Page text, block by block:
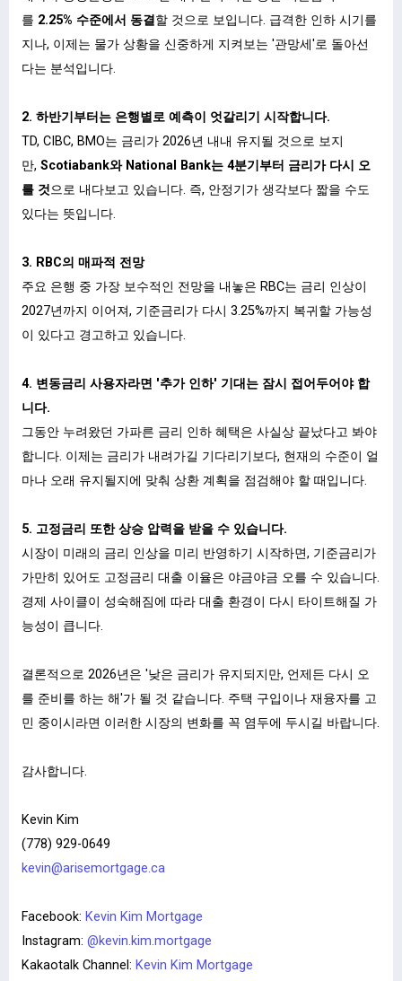
를 2.25% 수준에서 동결할 것으로 보입니다. 급격한 인하 시기를
지나, 이제는 물가 상황을 신중하게 지켜보는 '관망세'로 돌아선
다는 분석입니다.
2. 하반기부터는 은행별로 예측이 엇갈리기 시작합니다.
TD, CIBC, BMO는 금리가 2026년 내내 유지될 것으로 보지
만, Scotiabank와 National Bank는 4분기부터 금리가 다시 오
를 것으로 내다보고 있습니다. 즉, 안정기가 생각보다 짧을 수도
있다는 뜻입니다.
3. RBC의 매파적 전망
주요 은행 중 가장 보수적인 전망을 내놓은 RBC는 금리 인상이
2027년까지 이어져, 기준금리가 다시 3.25%까지 복귀할 가능성
이 있다고 경고하고 있습니다.
4. 변동금리 사용자라면 '추가 인하' 기대는 잠시 접어두어야 합
니다.
그동안 누려왔던 가파른 금리 인하 혜택은 사실상 끝났다고 봐야
합니다. 이제는 금리가 내려가길 기다리기보다, 현재의 수준이 얼
마나 오래 유지될지에 맞춰 상환 계획을 점검해야 할 때입니다.
5. 고정금리 또한 상승 압력을 받을 수 있습니다.
시장이 미래의 금리 인상을 미리 반영하기 시작하면, 기준금리가
가만히 있어도 고정금리 대출 이율은 야금야금 오를 수 있습니다.
경제 사이클이 성숙해짐에 따라 대출 환경이 다시 타이트해질 가
능성이 큽니다.
결론적으로 2026년은 '낮은 금리가 유지되지만, 언제든 다시 오
를 준비를 하는 해'가 될 것 같습니다. 주택 구입이나 재융자를 고
민 중이시라면 이러한 시장의 변화를 꼭 염두에 두시길 바랍니다.
감사합니다.
Kevin Kim
(778) 929-0649
kevin@arisemortgage.ca
Facebook: Kevin Kim Mortgage
Instagram: @kevin.kim.mortgage
Kakaotalk Channel: Kevin Kim Mortgage